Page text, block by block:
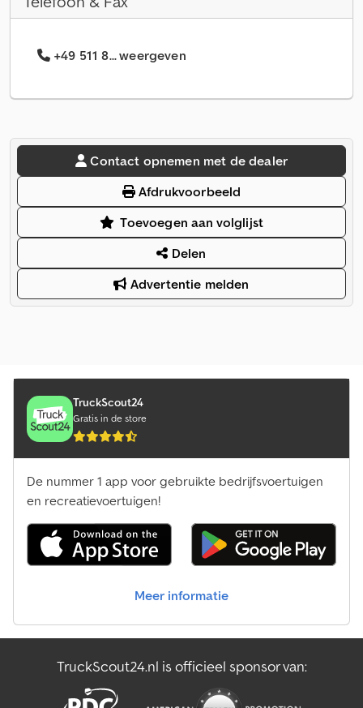
+49 511 8... weergeven
Contact opnemen met de dealer
Afdrukvoorbeeld
Toevoegen aan volglijst
Delen
Advertentie melden
TruckScout24
Gratis in de store
De nummer 1 app voor gebruikte bedrijfsvoertuigen
en recreatievoertuigen!
Meer informatie
TruckScout24.nl is officieel sponsor van: